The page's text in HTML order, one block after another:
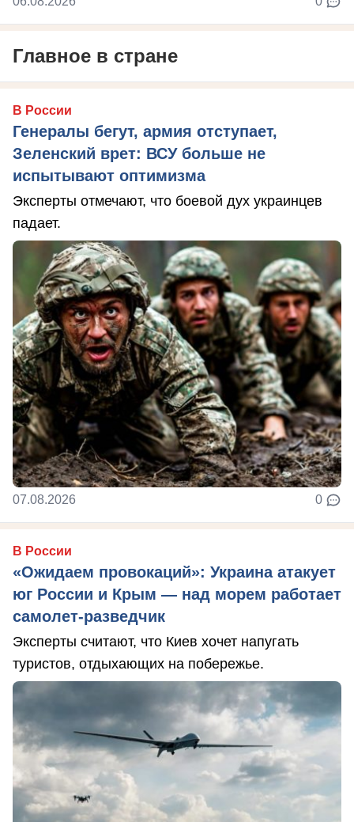
Главное в стране
В России
Генералы бегут, армия отступает,
Зеленский врет: ВСУ больше не
испытывают оптимизма
Эксперты отмечают, что боевой дух украинцев
падает.
07.08.2026 0
В России
«Ожидаем провокаций»: Украина атакует
юг России и Крым — над морем работает
самолет-разведчик
Эксперты считают, что Киев хочет напугать
туристов, отдыхающих на побережье.